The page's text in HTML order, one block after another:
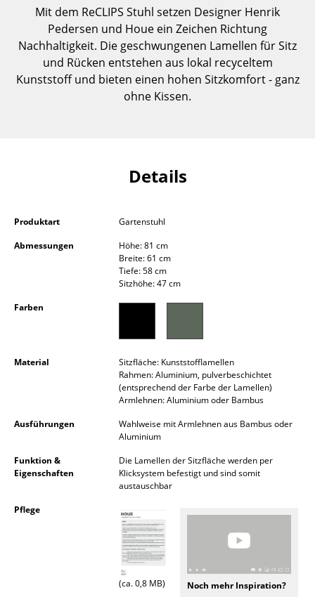
... alle Tische
Aufbewahren
Regale & Schränke
Schreibtischleuchten
Outdoor-Leuchten
Mit dem ReCLIPS Stuhl setzen Designer Henrik
Pedersen und Houe ein Zeichen Richtung
Nachhaltigkeit. Die geschwungenen Lamellen für Sitz
und Rücken entstehen aus lokal recyceltem
Kunststoff und bieten einen hohen Sitzkomfort - ganz
ohne Kissen.
Details
Produktart
Gartenstuhl
Abmessungen
Höhe: 81 cm
Breite: 61 cm
Tiefe: 58 cm
Sitzhöhe: 47 cm
Farben
Material
Sitzfläche: Kunststofflamellen
Rahmen: Aluminium, pulverbeschichtet
(entsprechend der Farbe der Lamellen)
Armlehnen: Aluminium oder Bambus
Ausführungen
Wahlweise mit Armlehnen aus Bambus oder
Aluminium
Funktion &
Eigenschaften
Die Lamellen der Sitzfläche werden per
Klicksystem befestigt und sind somit
austauschbar
Pflege
(ca. 0,8 MB) Noch mehr Inspiration?